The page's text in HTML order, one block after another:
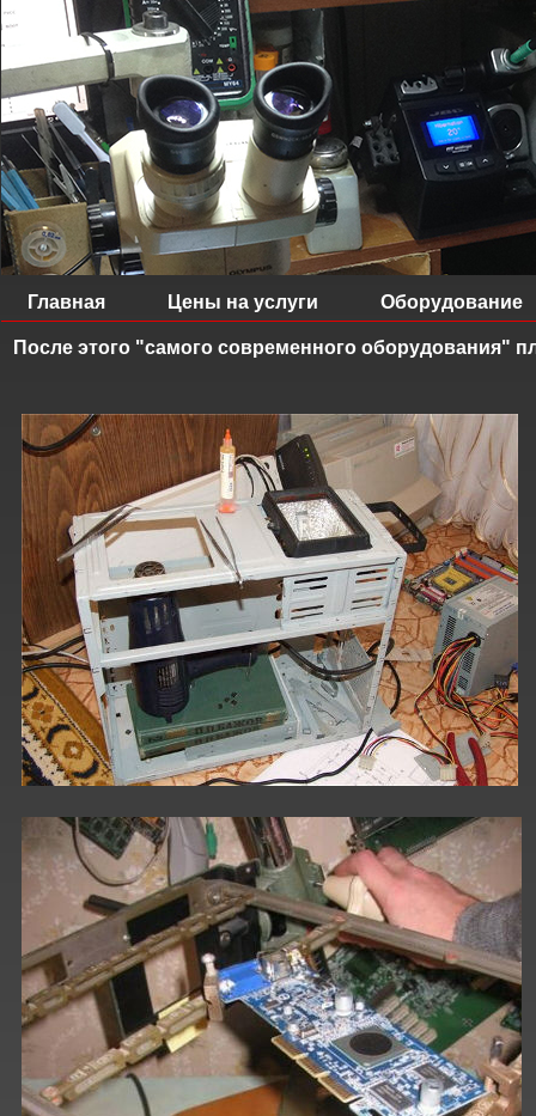
Главная Цены на услуги Оборудование
После этого "самого современного оборудования"